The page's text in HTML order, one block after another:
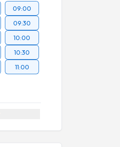
09:00
09:30
10:00
10:30
11:00